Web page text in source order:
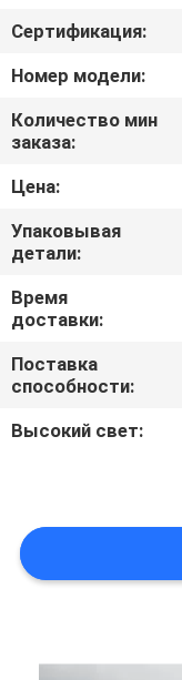
ПРОВЕРКА
КАЧЕСТВА
СВЯЖИТЕСЬ
МЫ
НОВОСТИ
СПРОСИТЕ
ЦИТАТУ
КАРТА
PRIVACY
POLICY
Сертификация:
Номер модели:
Количество мин
заказа:
Цена:
Упаковывая
детали:
Время
доставки:
Поставка
способности:
Высокий свет: